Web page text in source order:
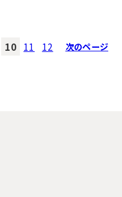
10 11 12 次のページ